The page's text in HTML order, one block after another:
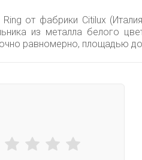
от фабрики Citilux
из металла белого
равномерно, площадью